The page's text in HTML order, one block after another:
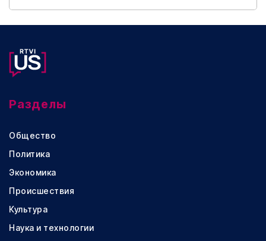
Разделы
Общество
Политика
Экономика
Происшествия
Культура
Наука и технологии